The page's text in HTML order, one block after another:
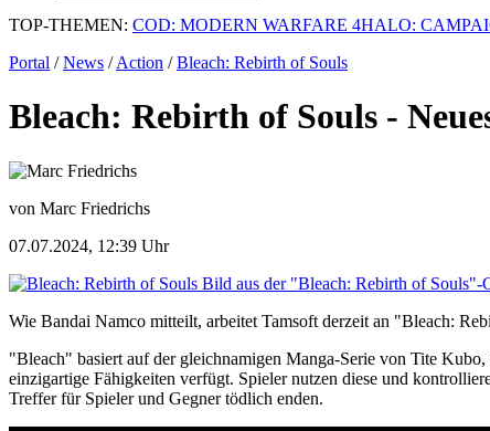
TOP-THEMEN: COD: MODERN WARFARE 4HALO:
Portal /News /Action /Bleach: Rebirth of Souls
Bleach: Rebirth of Souls -
von Marc Friedrichs
07.07.2024, 12:39 Uhr
Bild aus der "Bleach: Rebirth of Souls"-
Wie Bandai Namco mitteilt, arbeitet Tamsoft derzeit an "Bleach:
"Bleach" basiert auf der gleichnamigen Manga-Serie von Tite
einzigartige Fähigkeiten verfügt. Spieler nutzen diese und
Treffer für Spieler und Gegner tödlich enden.